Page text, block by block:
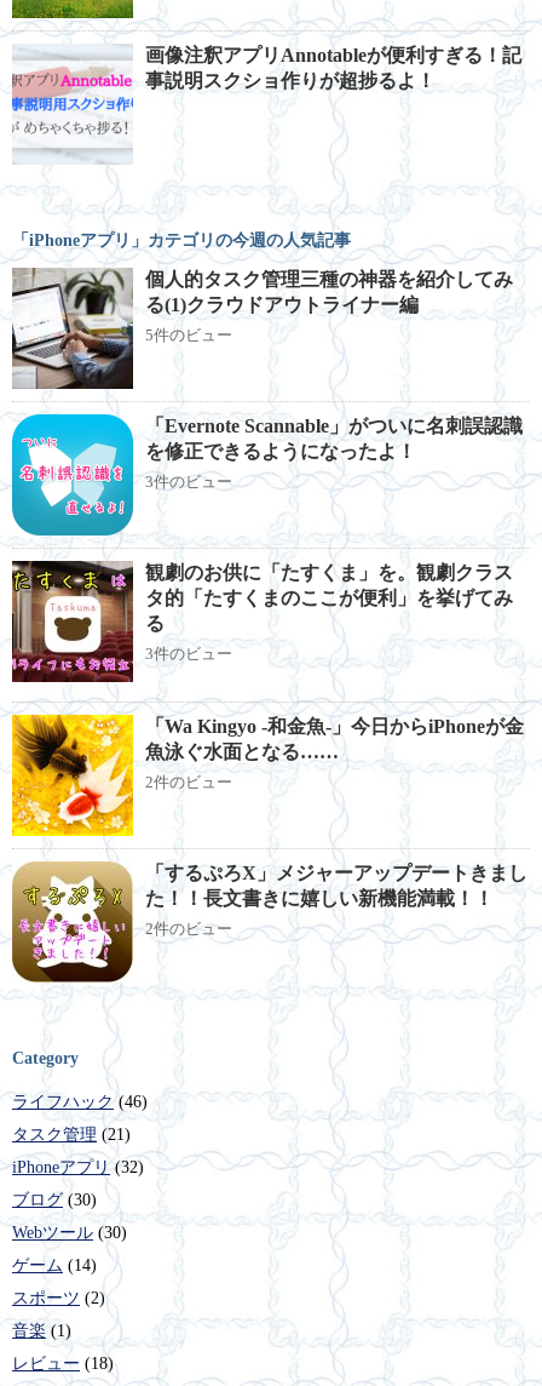
画像注釈アプリAnnotableが便利すぎる！記
事説明スクショ作りが超捗るよ！
「iPhoneアプリ」カテゴリの今週の人気記事
個人的タスク管理三種の神器を紹介してみ
る(1)クラウドアウトライナー編
5件のビュー
「Evernote Scannable」がついに名刺誤認識
を修正できるようになったよ！
3件のビュー
観劇のお供に「たすくま」を。観劇クラス
タ的「たすくまのここが便利」を挙げてみ
る
3件のビュー
「Wa Kingyo -和金魚-」今日からiPhoneが金
魚泳ぐ水面となる……
2件のビュー
「するぷろX」メジャーアップデートきまし
た！！長文書きに嬉しい新機能満載！！
2件のビュー
Category
ライフハック (46)
タスク管理 (21)
iPhoneアプリ(32)
ブログ(30)
Webツール (30)
ゲーム (14)
スポーツ (2)
音楽 (1)
レビュー (18)